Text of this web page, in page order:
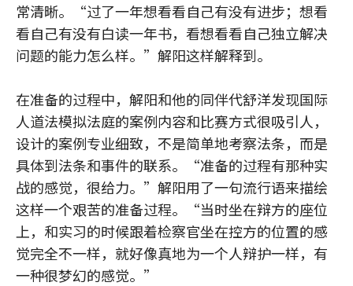
常清晰。“过了一年想看看自己有没有进步；想看
看自己有没有白读一年书，看想看看自己独立解决
问题的能力怎么样。”解阳这样解释到。
在准备的过程中，解阳和他的同伴代舒洋发现国际
人道法模拟法庭的案例内容和比赛方式很吸引人，
设计的案例专业细致，不是简单地考察法条，而是
具体到法条和事件的联系。“准备的过程有那种实
战的感觉，很给力。”解阳用了一句流行语来描绘
这样一个艰苦的准备过程。“当时坐在辩方的座位
上，和实习的时候跟着检察官坐在控方的位置的感
觉完全不一样，就好像真地为一个人辩护一样，有
一种很梦幻的感觉。”